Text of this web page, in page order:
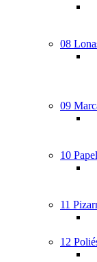
08
09
10 Papel
11
12